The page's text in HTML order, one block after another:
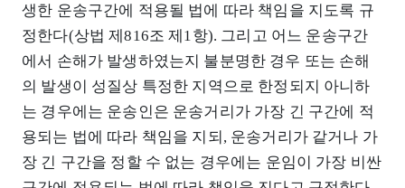
생한 운송구간에 적용될 법에 따라 책임을 지도록 규
정한다(상법 제816조 제1항). 그리고 어느 운송구간
에서 손해가 발생하였는지 불분명한 경우 또는 손해
의 발생이 성질상 특정한 지역으로 한정되지 아니하
는 경우에는 운송인은 운송거리가 가장 긴 구간에 적
용되는 법에 따라 책임을 지되, 운송거리가 같거나 가
장 긴 구간을 정할 수 없는 경우에는 운임이 가장 비싼